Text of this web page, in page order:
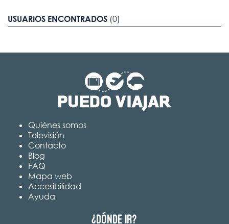
USUARIOS ENCONTRADOS (0)
Quiénes somos
Televisión
Contacto
Blog
FAQ
Mapa web
Accesibilidad
Ayuda
¿Dónde ir?